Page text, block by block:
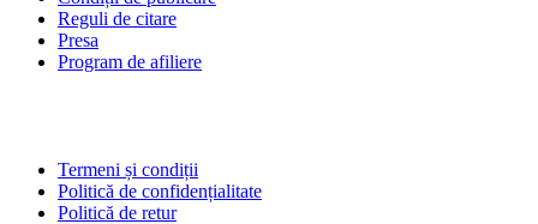
Reguli de citare
Presa
Program de afiliere
Termeni și condiții
Politică de confidențialitate
Politică de retur